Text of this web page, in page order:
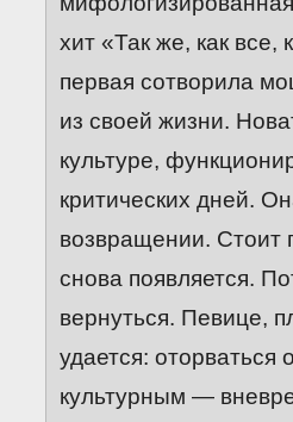
хит «Так же, как
первая сотворила
из своей жизни.
культуре,
критических дней.
возвращении. Стоит
снова появляется.
вернуться. Певице,
удается: оторваться
культурным —